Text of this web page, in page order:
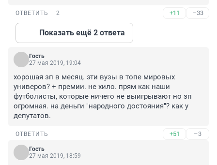
ОТВЕТИТЬ 2 +11 –33
Показать ещё 2 ответа
Гость
27 мая 2019, 19:04
хорошая зп в месяц. эти вузы в топе мировых
универов? + премии. не хило. прям как наши
футболисты, которые ничего не выигрывают но зп
огромная. на деньги "народного достояния"? как у
депутатов.
ОТВЕТИТЬ +51 –3
Гость
27 мая 2019, 18:59